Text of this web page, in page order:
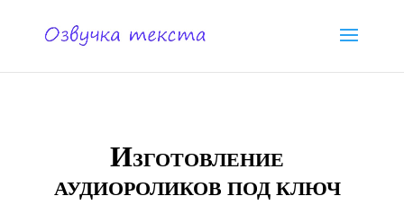
Изготовление
аудиороликов под ключ